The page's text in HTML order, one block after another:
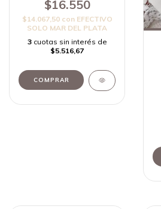
$16.550
$14.067,50 con EFECTIVO
SOLO MAR DEL PLATA
3 cuotas sin interés de
$5.516,67